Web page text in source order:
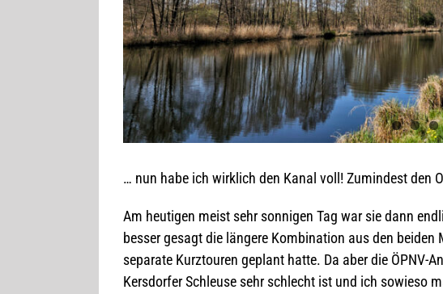
… nun habe ich wirk­lich den Kanal voll! Zumin­dest den
Am heu­ti­gen meist sehr son­ni­gen Tag war sie dann
bes­ser gesagt die län­gere Kom­bi­na­tion aus den
sepa­rate Kurz­tou­ren geplant hatte. Da aber die ÖPNV-
Kers­dor­fer Schleuse sehr schlecht ist und ich sowieso